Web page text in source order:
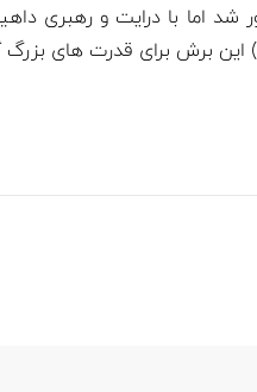
شد اما با درایت و رهبری
این برش برای قدرت های